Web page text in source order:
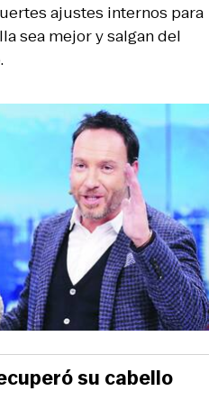
ajustes internos para
sea mejor y salgan del
su cabello